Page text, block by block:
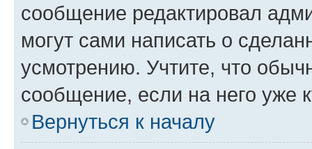
сообщение редактировал
могут сами написать о
усмотрению. Учтите, что
сообщение, если на него уже
Вернуться к началу